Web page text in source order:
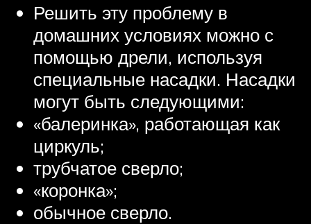
Решить эту проблему в
домашних условиях можно с
помощью дрели, используя
специальные насадки. Насадки
могут быть следующими:
«балеринка», работающая как
циркуль;
трубчатое сверло;
«коронка»;
обычное сверло.